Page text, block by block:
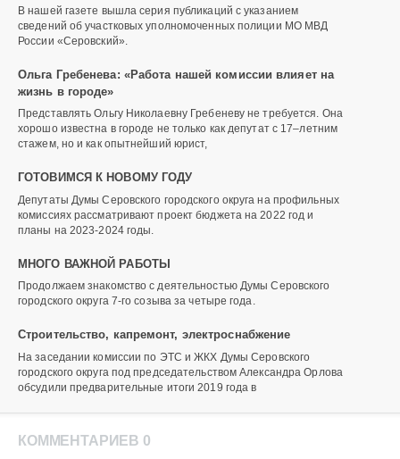
В нашей газете вышла серия публикаций с указанием
сведений об участковых уполномоченных полиции МО МВД
России «Серовский».
Ольга Гребенева: «Работа нашей комиссии влияет на
жизнь в городе»
Представлять Ольгу Николаевну Гребеневу не требуется. Она
хорошо известна в городе не только как депутат с 17–летним
стажем, но и как опытнейший юрист,
ГОТОВИМСЯ К НОВОМУ ГОДУ
Депутаты Думы Серовского городского округа на профильных
комиссиях рассматривают проект бюджета на 2022 год и
планы на 2023-2024 годы.
МНОГО ВАЖНОЙ РАБОТЫ
Продолжаем знакомство с деятельностью Думы Серовского
городского округа 7-го созыва за четыре года.
Строительство, капремонт, электроснабжение
На заседании комиссии по ЭТС и ЖКХ Думы Серовского
городского округа под председательством Александра Орлова
обсудили предварительные итоги 2019 года в
КОММЕНТАРИЕВ 0